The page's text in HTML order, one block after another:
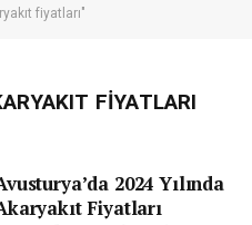
fiyatları"
FIYATLARI
2024 Yılında
Fiyatları